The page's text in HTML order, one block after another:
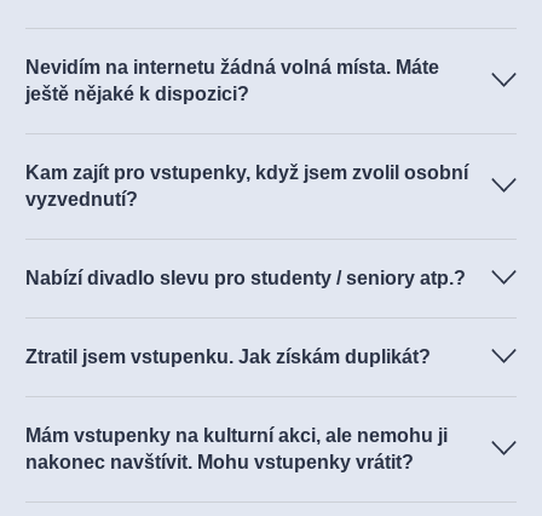
Nevidím na internetu žádná volná místa. Máte
ještě nějaké k dispozici?
Kam zajít pro vstupenky, když jsem zvolil osobní
vyzvednutí?
Nabízí divadlo slevu pro studenty / seniory atp.?
Ztratil jsem vstupenku. Jak získám duplikát?
Mám vstupenky na kulturní akci, ale nemohu ji
nakonec navštívit. Mohu vstupenky vrátit?